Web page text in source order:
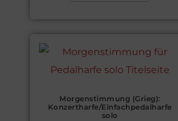
Morgenstimmung (Grieg):
Konzertharfe/Einfachpedalharfe
solo